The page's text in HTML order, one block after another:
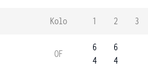
Kolo 1 2 3
OF
6
4
6
4